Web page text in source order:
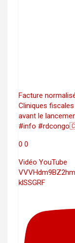
Facture
Cliniques
avant le
#info
0 0
Vidéo YouTube
klSSGRF